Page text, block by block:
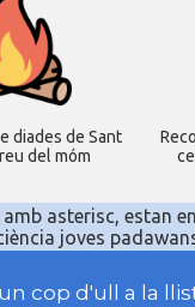
diades de Sant
del móm
asterisc, estan
joves
cop d'ull a la